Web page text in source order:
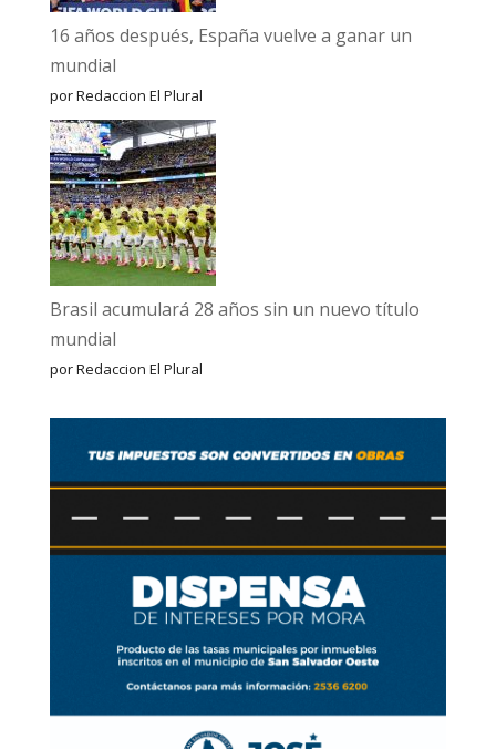
16 años después, España vuelve a ganar un
mundial
por Redaccion El Plural
Brasil acumulará 28 años sin un nuevo título
mundial
por Redaccion El Plural